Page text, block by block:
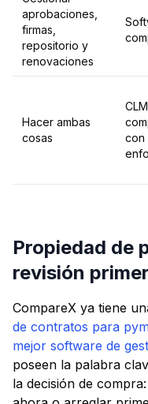
aprobaciones,
firmas,
repositorio y
renovaciones
Hacer ambas
cosas
CLM
con
Propiedad de
revisión
CompareX ya tiene
de contratos para
mejor software de
poseen la palabra
la decisión de